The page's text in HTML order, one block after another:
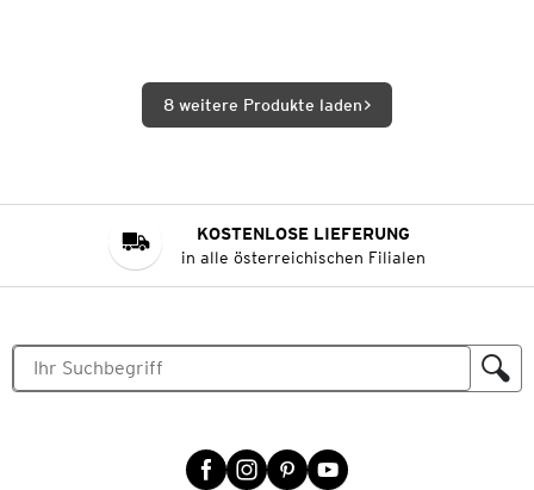
8 weitere Produkte laden
KOSTENLOSE LIEFERUNG
in alle österreichischen Filialen